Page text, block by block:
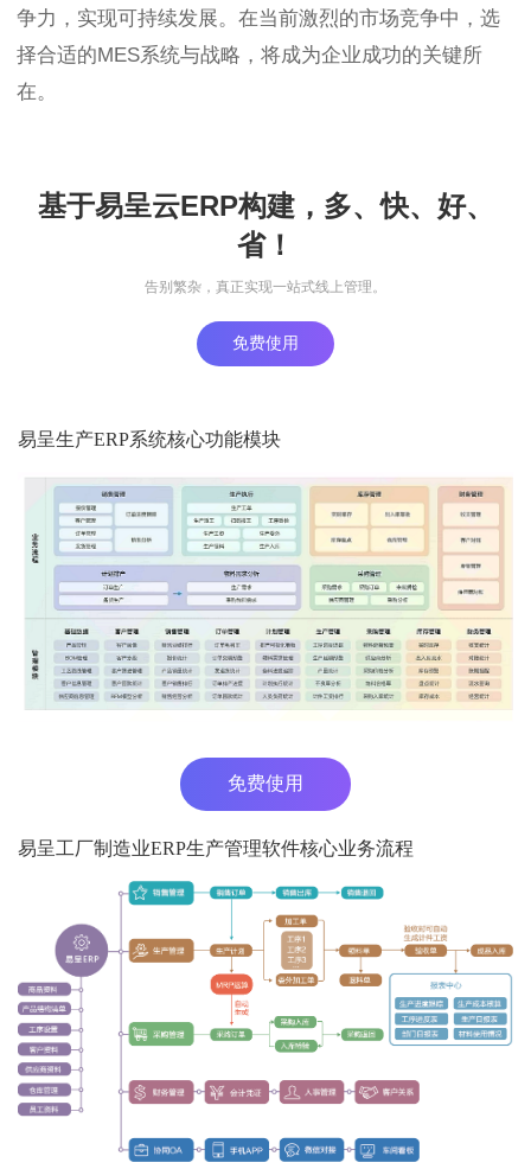
争力，实现可持续发展。在当前激烈的市场竞争中，选
择合适的MES系统与战略，将成为企业成功的关键所
在。
基于易呈云ERP构建，多、快、好、
省！
告别繁杂，真正实现一站式线上管理。
免费使用
易呈生产ERP系统核心功能模块
免费使用
易呈工厂制造业ERP生产管理软件核心业务流程